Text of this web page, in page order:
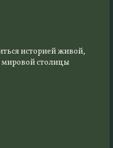
историей живой,
столицы